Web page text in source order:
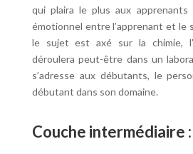
qui plaira le plus aux
émotionnel entre l’apprenant et le
le sujet est axé sur la chimie,
déroulera peut-être dans un
s’adresse aux débutants, le
débutant dans son domaine.
Couche intermédiaire